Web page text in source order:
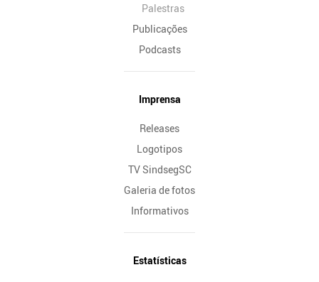
Palestras
Publicações
Podcasts
Imprensa
Releases
Logotipos
TV SindsegSC
Galeria de fotos
Informativos
Estatísticas